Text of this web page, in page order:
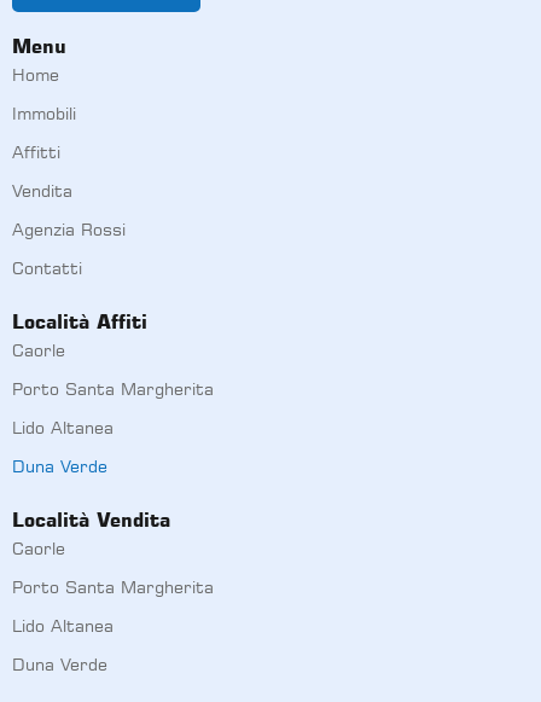
Menu
Home
Immobili
Affitti
Vendita
Agenzia Rossi
Contatti
Località Affiti
Caorle
Porto Santa Margherita
Lido Altanea
Duna Verde
Località Vendita
Caorle
Porto Santa Margherita
Lido Altanea
Duna Verde